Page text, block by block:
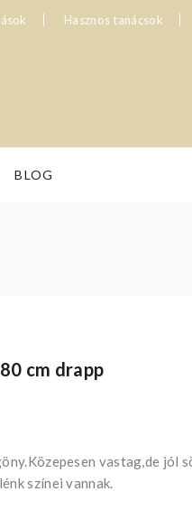
Hasznos tanácsok
BLOG
cm drapp
vastag,de jól
színei vannak.